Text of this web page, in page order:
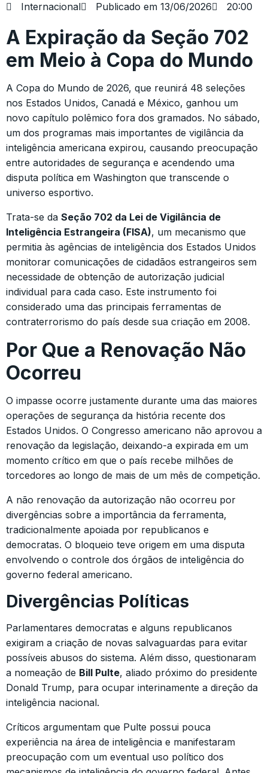
Internacional Publicado em 13/06/2026 20:00
A Expiração da Seção 702
em Meio à Copa do Mundo
A Copa do Mundo de 2026, que reunirá 48 seleções
nos Estados Unidos, Canadá e México, ganhou um
novo capítulo polêmico fora dos gramados. No sábado,
um dos programas mais importantes de vigilância da
inteligência americana expirou, causando preocupação
entre autoridades de segurança e acendendo uma
disputa política em Washington que transcende o
universo esportivo.
Trata-se da Seção 702 da Lei de Vigilância de
Inteligência Estrangeira (FISA), um mecanismo que
permitia às agências de inteligência dos Estados Unidos
monitorar comunicações de cidadãos estrangeiros sem
necessidade de obtenção de autorização judicial
individual para cada caso. Este instrumento foi
considerado uma das principais ferramentas de
contraterrorismo do país desde sua criação em 2008.
Por Que a Renovação Não
Ocorreu
O impasse ocorre justamente durante uma das maiores
operações de segurança da história recente dos
Estados Unidos. O Congresso americano não aprovou a
renovação da legislação, deixando-a expirada em um
momento crítico em que o país recebe milhões de
torcedores ao longo de mais de um mês de competição.
A não renovação da autorização não ocorreu por
divergências sobre a importância da ferramenta,
tradicionalmente apoiada por republicanos e
democratas. O bloqueio teve origem em uma disputa
envolvendo o controle dos órgãos de inteligência do
governo federal americano.
Divergências Políticas
Parlamentares democratas e alguns republicanos
exigiram a criação de novas salvaguardas para evitar
possíveis abusos do sistema. Além disso, questionaram
a nomeação de Bill Pulte, aliado próximo do presidente
Donald Trump, para ocupar interinamente a direção da
inteligência nacional.
Críticos argumentam que Pulte possui pouca
experiência na área de inteligência e manifestaram
preocupação com um eventual uso político dos